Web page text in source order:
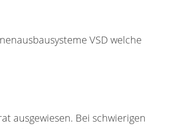
VSD welche
ausgewiesen. Bei schwierigen